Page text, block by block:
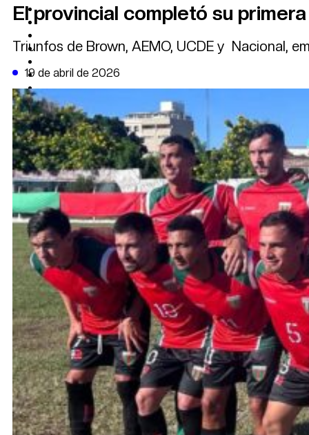
AGRO
DEPORTES
POLÍTICA
DATA FIRME
DE LA TRIBUNA TV
El provincial completó su
Triunfos de Brown, AEMO, UCDE y Nacional,
19 de abril de 2026